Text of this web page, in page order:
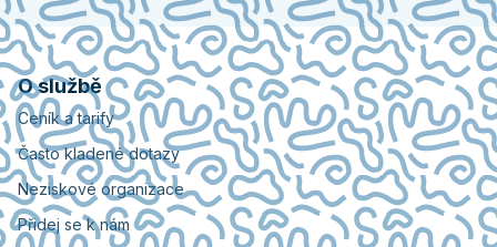
O službě
Ceník a tarify
Často kladené dotazy
Neziskové organizace
Přidej se k nám